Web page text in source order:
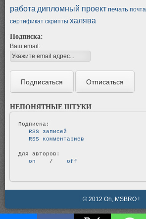
работа дипломный проект печать почта
сертификат скрипты халява
Подписка:
Ваш email:
НЕПОНЯТНЫЕ ШТУКИ
   RSS записей
   RSS комментариев
   on
/
   off
© 2012 Oh, MSBRO !